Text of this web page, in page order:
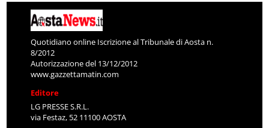
Quotidiano online Iscrizione al Tribunale di Aosta n.
8/2012
Autorizzazione del 13/12/2012
www.gazzettamatin.com
Editore
LG PRESSE S.R.L.
via Festaz, 52 11100 AOSTA